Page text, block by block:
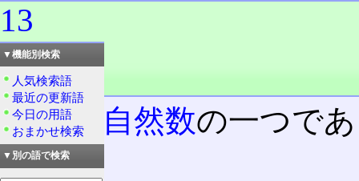
13
読み：じゅうさん
外語：13
品詞：名詞
整数、 自然数の一つで
前。
▼機能別検索
人気検索語
最近の更新語
今日の用語
おまかせ検索
▼別の語で検索